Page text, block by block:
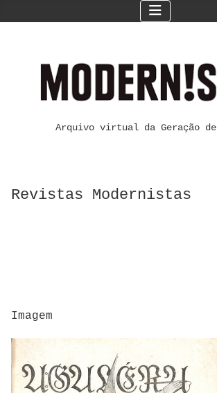
Arquivo virtual da Geração de
Revistas Modernistas
Imagem